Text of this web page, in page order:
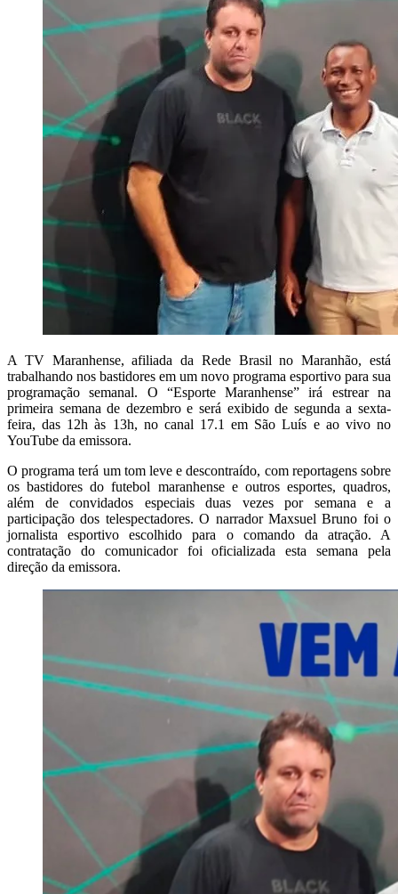
A TV Maranhense, afiliada da Rede Brasil no Maranhão, está
trabalhando nos bastidores em um novo programa esportivo para sua
programação semanal. O “Esporte Maranhense” irá estrear na
primeira semana de dezembro e será exibido de segunda a sexta-
feira, das 12h às 13h, no canal 17.1 em São Luís e ao vivo no
YouTube da emissora.
O programa terá um tom leve e descontraído, com reportagens sobre
os bastidores do futebol maranhense e outros esportes, quadros,
além de convidados especiais duas vezes por semana e a
participação dos telespectadores. O narrador Maxsuel Bruno foi o
jornalista esportivo escolhido para o comando da atração. A
contratação do comunicador foi oficializada esta semana pela
direção da emissora.